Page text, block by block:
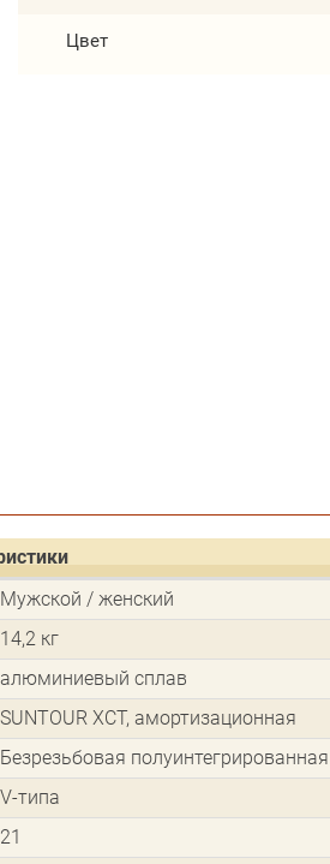
Цвет
Мужской / женский
14,2 кг
алюминиевый сплав
SUNTOUR XCT, амортизационная
Безрезьбовая полуинтегрированная
V-типа
21